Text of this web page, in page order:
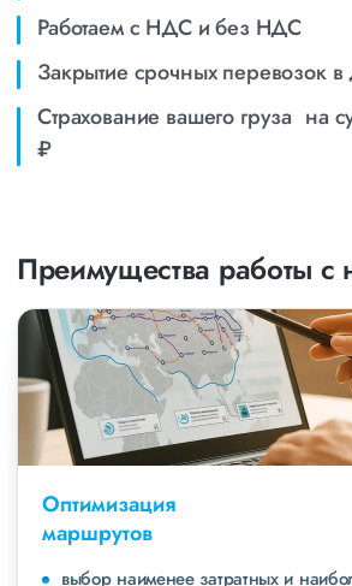
Работаем с НДС и без НДС
Закрытие срочных перевозок
Страхование вашего груза на
₽
Преимущества работы с
Оптимизация
маршрутов
выбор наименее затратных и